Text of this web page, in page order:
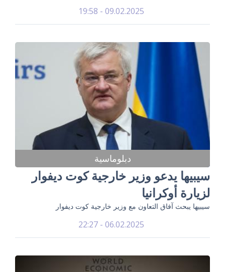
09.02.2025 - 19:58
دبلوماسية
سيبيها يدعو وزير خارجية كوت ديفوار
لزيارة أوكرانيا
سيبيها يبحث آفاق التعاون مع وزير خارجية كوت ديفوار
06.02.2025 - 22:27